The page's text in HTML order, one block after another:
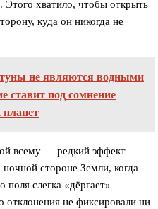
хватило, чтобы открыть
куда он никогда не
не являются водными
ставит под сомнение
планет
всему — редкий эффект
ночной стороне Земли, когда
поля слегка «дёргает»
отклонения не фиксировали ни